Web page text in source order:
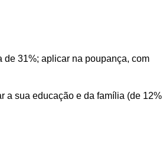
de 31%; aplicar na poupança, com
a sua educação e da família (de 12%